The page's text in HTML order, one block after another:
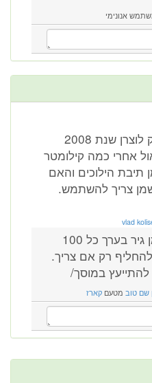
אנונימי
שלום,יש לי ביואיק לוצרן שנת 2008
אחרי כמה קילומטר
תיבת הילוכים והאם
צריך להשתמש.
vlad
צריך לבדוק שמן גיר בערך כל 100
רק אם צריך.
במוסך/
שם טוב מטעם קארז